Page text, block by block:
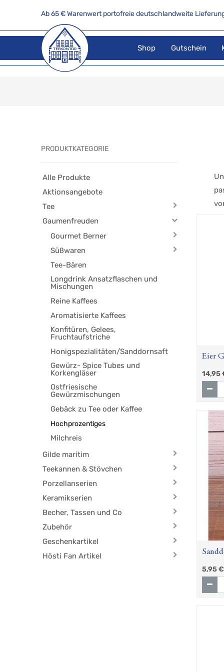
Ab 65 € Warenwert portofreie deutschlandweite
Shop Gutschein
PRODUKTKATEGORIE
Alle Produkte
Aktionsangebote
Tee
Gaumenfreuden
Gourmet Berner
Süßwaren
Tee-Bären
Longdrink Ansatzflaschen und
Mischungen
Reine Kaffees
Aromatisierte Kaffees
Konfitüren, Gelees,
Fruchtaufstriche
Honigspezialitäten/Sanddornsaft
Gewürz- Spice Tubes und
Korkengläser
Ostfriesische
Gewürzmischungen
Gebäck zu Tee oder Kaffee
Hochprozentiges
Milchreis
Gilde maritim
Teekannen & Stövchen
Porzellanserien
Keramikserien
Becher, Tassen und Co
Zubehör
Geschenkartikel
Hösti Fan Artikel
Eier
14,95
Vol.
5,95€